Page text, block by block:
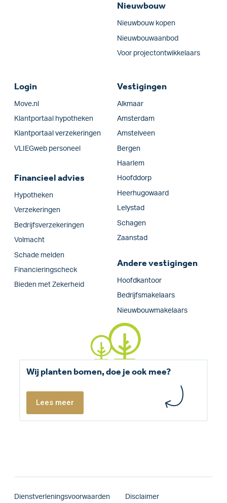
Nieuwbouw
Nieuwbouw kopen
Nieuwbouwaanbod
Voor projectontwikkelaars
Login
Move.nl
Klantportaal hypotheken
Klantportaal verzekeringen
VLIEGweb personeel
Financieel advies
Hypotheken
Verzekeringen
Bedrijfs­verzekeringen
Volmacht
Schade melden
Financieringscheck
Bieden met Zekerheid
Vestigingen
Alkmaar
Amsterdam
Amstelveen
Bergen
Haarlem
Hoofddorp
Heerhugowaard
Lelystad
Schagen
Zaanstad
Andere vestigingen
Hoofdkantoor
Bedrijfsmakelaars
Nieuwbouwmakelaars
Wij planten bomen, doe je ook mee?
Lees meer
Dienstverleningsvoorwaarden Disclaimer